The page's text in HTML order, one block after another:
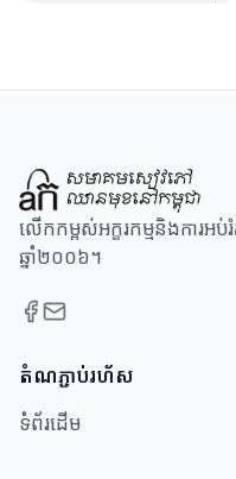
លើកកម្ពស់អក្ខរកម្មនិងការអ
ឆ្នាំ២០០៦។
តំណភ្ជាប់រហ័ស
ទំព័រដើម